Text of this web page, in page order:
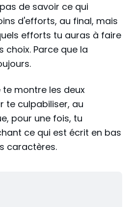
de savoir ce qui
d'efforts, au final, mais
efforts tu auras à faire
choix. Parce que la
montre les deux
te culpabiliser, au
pour une fois, tu
ce qui est écrit en bas
caractères.